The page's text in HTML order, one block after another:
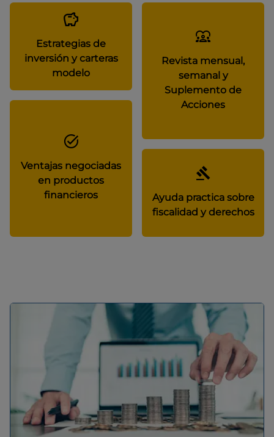
Estrategias de
inversión y carteras
modelo
Revista mensual,
semanal y
Suplemento de
Acciones
Ventajas negociadas
en productos
financieros
Ayuda practica sobre
fiscalidad y derechos